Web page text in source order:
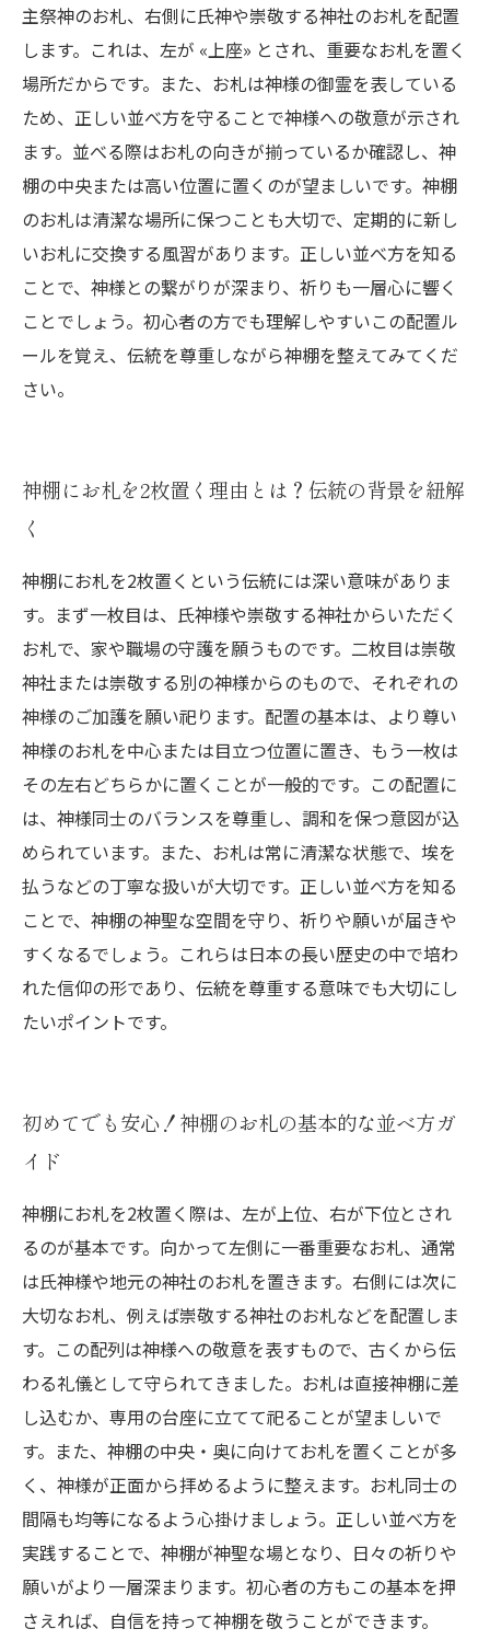
神棚に関するよくある疑問：お札の枚数と配置
のポイント
神棚の伝統を守るために知っておきたい最新の
マナー
主祭神のお札、右側に氏神や崇敬する神社のお札を配置
します。これは、左が «上座» とされ、重要なお札を置く
場所だからです。また、お札は神様の御霊を表している
ため、正しい並べ方を守ることで神様への敬意が示され
ます。並べる際はお札の向きが揃っているか確認し、神
棚の中央または高い位置に置くのが望ましいです。神棚
のお札は清潔な場所に保つことも大切で、定期的に新し
いお札に交換する風習があります。正しい並べ方を知る
ことで、神様との繋がりが深まり、祈りも一層心に響く
ことでしょう。初心者の方でも理解しやすいこの配置ル
ールを覚え、伝統を尊重しながら神棚を整えてみてくだ
さい。
神棚にお札を2枚置く理由とは？伝統の背景を紐解
く
神棚にお札を2枚置くという伝統には深い意味がありま
す。まず一枚目は、氏神様や崇敬する神社からいただく
お札で、家や職場の守護を願うものです。二枚目は崇敬
神社または崇敬する別の神様からのもので、それぞれの
神様のご加護を願い祀ります。配置の基本は、より尊い
神様のお札を中心または目立つ位置に置き、もう一枚は
その左右どちらかに置くことが一般的です。この配置に
は、神様同士のバランスを尊重し、調和を保つ意図が込
められています。また、お札は常に清潔な状態で、埃を
払うなどの丁寧な扱いが大切です。正しい並べ方を知る
ことで、神棚の神聖な空間を守り、祈りや願いが届きや
すくなるでしょう。これらは日本の長い歴史の中で培わ
れた信仰の形であり、伝統を尊重する意味でも大切にし
たいポイントです。
初めてでも安心！神棚のお札の基本的な並べ方ガ
イド
神棚にお札を2枚置く際は、左が上位、右が下位とされ
るのが基本です。向かって左側に一番重要なお札、通常
は氏神様や地元の神社のお札を置きます。右側には次に
大切なお札、例えば崇敬する神社のお札などを配置しま
す。この配列は神様への敬意を表すもので、古くから伝
わる礼儀として守られてきました。お札は直接神棚に差
し込むか、専用の台座に立てて祀ることが望ましいで
す。また、神棚の中央・奥に向けてお札を置くことが多
く、神様が正面から拝めるように整えます。お札同士の
間隔も均等になるよう心掛けましょう。正しい並べ方を
実践することで、神棚が神聖な場となり、日々の祈りや
願いがより一層深まります。初心者の方もこの基本を押
さえれば、自信を持って神棚を敬うことができます。